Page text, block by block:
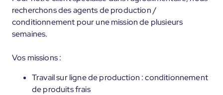
recherchons des agents de production /
conditionnement pour une mission de plusieurs
semaines.
Vos missions :
Travail sur ligne de production : conditionnement
de produits frais